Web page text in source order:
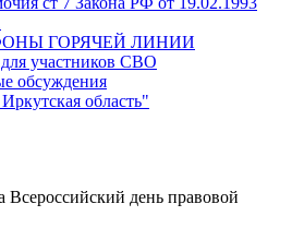
ГОРЯЧЕЙ ЛИНИИ
участников СВО
обсуждения
область"
Всероссийский день правовой